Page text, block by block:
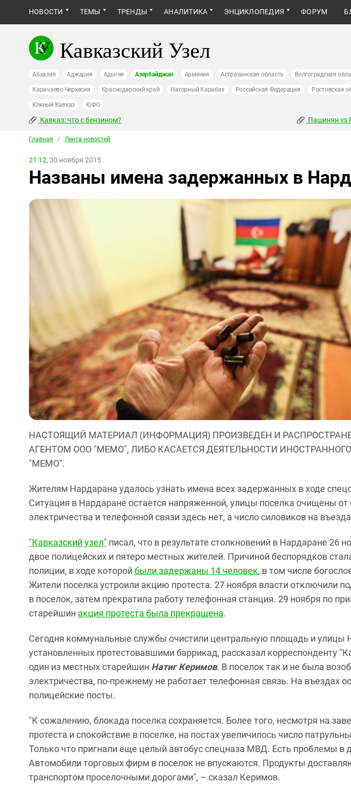
НОВОСТИ ТЕМЫ ТРЕНДЫ АНАЛИТИКА ЭНЦИКЛОПЕДИЯ ФОРУМ
Кавказский Узел
Абхазия Аджария Адыгея Азербайджан Армения Астраханская область Волгоградская
Карачаево-Черкесия Краснодарский край Нагорный Карабах Российская Федерация Ростовская
Южный Кавказ ЮФО
Кавказ: что с бензином? Пашинян vs
Главная / Лента новостей
21:12, 30 ноября 2015
Названы имена задержанных в
НАСТОЯЩИЙ МАТЕРИАЛ (ИНФОРМАЦИЯ) ПРОИЗВЕДЕН И
АГЕНТОМ ООО "МЕМО", ЛИБО КАСАЕТСЯ ДЕЯТЕЛЬНОСТИ
"МЕМО".
Жителям Нардарана удалось узнать имена всех задержанных в ходе
Ситуация в Нардаране остается напряженной, улицы поселка очищены от
электричества и телефонной связи здесь нет, а число силовиков на
"Кавказский узел" писал, что в результате столкновений в Нардаране 26
двое полицейских и пятеро местных жителей. Причиной беспорядков
полиции, в ходе которой были задержаны 14 человек, в том числе
Жители поселка устроили акцию протеста. 27 ноября власти отключили
в поселок, затем прекратила работу телефонная станция. 29 ноября по
старейшин акция протеста была прекращена.
Сегодня коммунальные службы очистили центральную площадь и улицы
установленных протестовавшими баррикад, рассказал корреспонденту
один из местных старейшин Натиг Керимов. В поселок так и не была
электричества, по-прежнему не работает телефонная связь. На въездах
полицейские посты.
"К сожалению, блокада поселка сохраняется. Более того, несмотря на
протеста и спокойствие в поселке, на постах увеличилось число
Только что пригнали еще целый автобус спецназа МВД. Есть проблемы в
Автомобили торговых фирм в поселок не впускаются. Продукты
транспортом проселочными дорогами", – сказал Керимов.